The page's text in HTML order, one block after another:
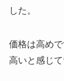
した。
価格は高め
高いと感じて